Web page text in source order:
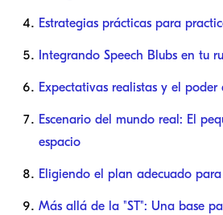
Estrategias prácticas para
Integrando Speech Blubs en tu
Expectativas realistas y el
Escenario del mundo real: El
espacio
Eligiendo el plan adecuado
Más allá de la "ST": Una base